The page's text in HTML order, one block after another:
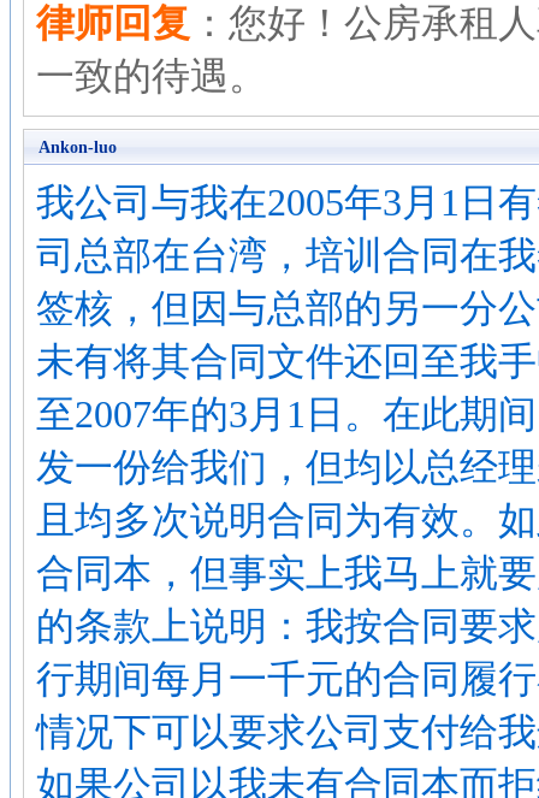
律师回复 ：您好！公房承租
一致的待遇。
Ankon-luo
我公司与我在2005年3月1日
司总部在台湾，培训合同在
签核，但因与总部的另一分
未有将其合同文件还回至我
至2007年的3月1日。在此期
发一份给我们，但均以总经
且均多次说明合同为有效。
合同本，但事实上我马上就
的条款上说明：我按合同要
行期间每月一千元的合同履
情况下可以要求公司支付给
如果公司以我未有合同本而